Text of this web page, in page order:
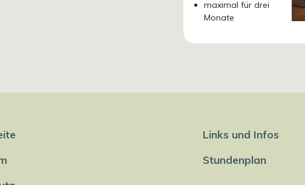
maximal für drei
Monate
Links und Infos
Stundenplan